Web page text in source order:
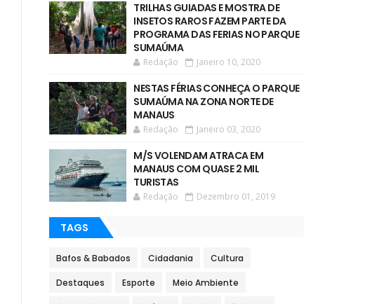
TRILHAS GUIADAS E MOSTRA DE
INSETOS RAROS FAZEM PARTE DA
PROGRAMA DAS FERIAS NO PARQUE
SUMAÚMA
Redação Janeiro 10, 2020
NESTAS FÉRIAS CONHEÇA O PARQUE
SUMAÚMA NA ZONA NORTE DE
MANAUS
Redação Janeiro 03, 2020
M/S VOLENDAM ATRACA EM
MANAUS COM QUASE 2 MIL
TURISTAS
Redação Dezembro 01, 2019
TAGS
Bafos & Babados Cidadania Cultura
Destaques Esporte Meio Ambiente